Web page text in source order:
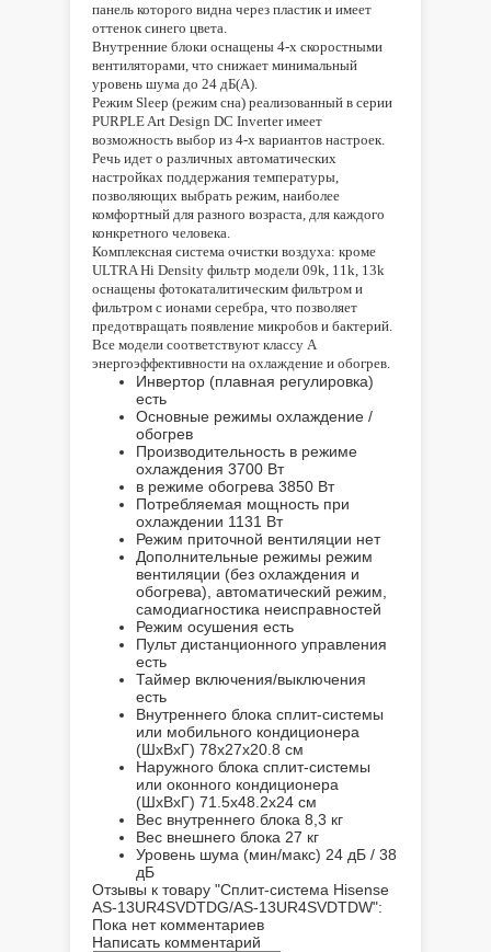
панель которого видна через пластик и имеет
оттенок синего цвета.
Внутренние блоки оснащены 4-х скоростными
вентиляторами, что снижает минимальный
уровень шума до 24 дБ(А).
Режим Sleep (режим сна) реализованный в серии
PURPLE Art Design DC Inverter имеет
возможность выбор из 4-х вариантов настроек.
Речь идет о различных автоматических
настройках поддержания температуры,
позволяющих выбрать режим, наиболее
комфортный для разного возраста, для каждого
конкретного человека.
Комплексная система очистки воздуха: кроме
ULTRA Hi Density фильтр модели 09k, 11k, 13k
оснащены фотокаталитическим фильтром и
фильтром с ионами серебра, что позволяет
предотвращать появление микробов и бактерий.
Все модели соответствуют классу А
энергоэффективности на охлаждение и обогрев.
Инвертор (плавная регулировка)
есть
Основные режимы охлаждение /
обогрев
Производительность в режиме
охлаждения 3700 Вт
в режиме обогрева 3850 Вт
Потребляемая мощность при
охлаждении 1131 Вт
Режим приточной вентиляции нет
Дополнительные режимы режим
вентиляции (без охлаждения и
обогрева), автоматический режим,
самодиагностика неисправностей
Режим осушения есть
Пульт дистанционного управления
есть
Таймер включения/выключения
есть
Внутреннего блока сплит-системы
или мобильного кондиционера
(ШxВxГ) 78x27x20.8 см
Наружного блока сплит-системы
или оконного кондиционера
(ШxВxГ) 71.5x48.2x24 см
Вес внутреннего блока 8,3 кг
Вес внешнего блока 27 кг
Уровень шума (мин/макс) 24 дБ / 38
дБ
Отзывы к товару "Сплит-система Hisense
AS-13UR4SVDTDG/AS-13UR4SVDTDW":
Пока нет комментариев
Написать комментарий